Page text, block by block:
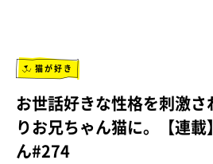
猫が好き
お世話好きな性格を刺激
りお兄ちゃん猫に。【連
ん#274